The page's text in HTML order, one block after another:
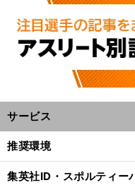
サービス
推奨環境
集英社ID・スポルティー